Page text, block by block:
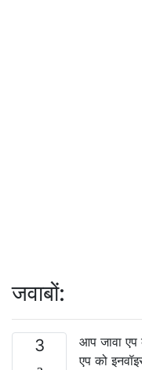
जवाबों:
3
आप जावा
एप को